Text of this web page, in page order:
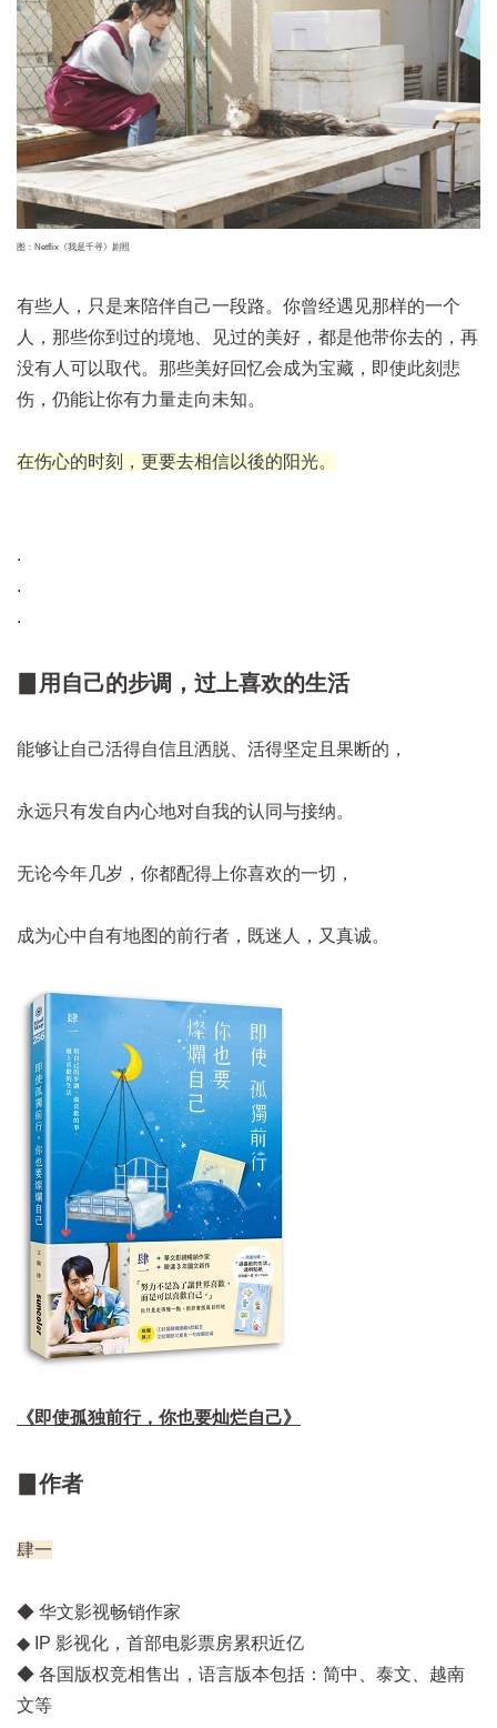
图：Netflix《我是千寻》剧照
有些人，只是来陪伴自己一段路。你曾经遇见那样的一个
人，那些你到过的境地、见过的美好，都是他带你去的，再
没有人可以取代。那些美好回忆会成为宝藏，即使此刻悲
伤，仍能让你有力量走向未知。
在伤心的时刻，更要去相信以後的阳光。
.
.
.
▊用自己的步调，过上喜欢的生活
能够让自己活得自信且洒脱、活得坚定且果断的，
永远只有发自内心地对自我的认同与接纳。
无论今年几岁，你都配得上你喜欢的一切，
成为心中自有地图的前行者，既迷人，又真诚。
《即使孤独前行，你也要灿烂自己》
▊作者
肆一
◆ 华文影视畅销作家
◆ IP 影视化，首部电影票房累积近亿
◆ 各国版权竞相售出，语言版本包括：简中、泰文、越南
文等